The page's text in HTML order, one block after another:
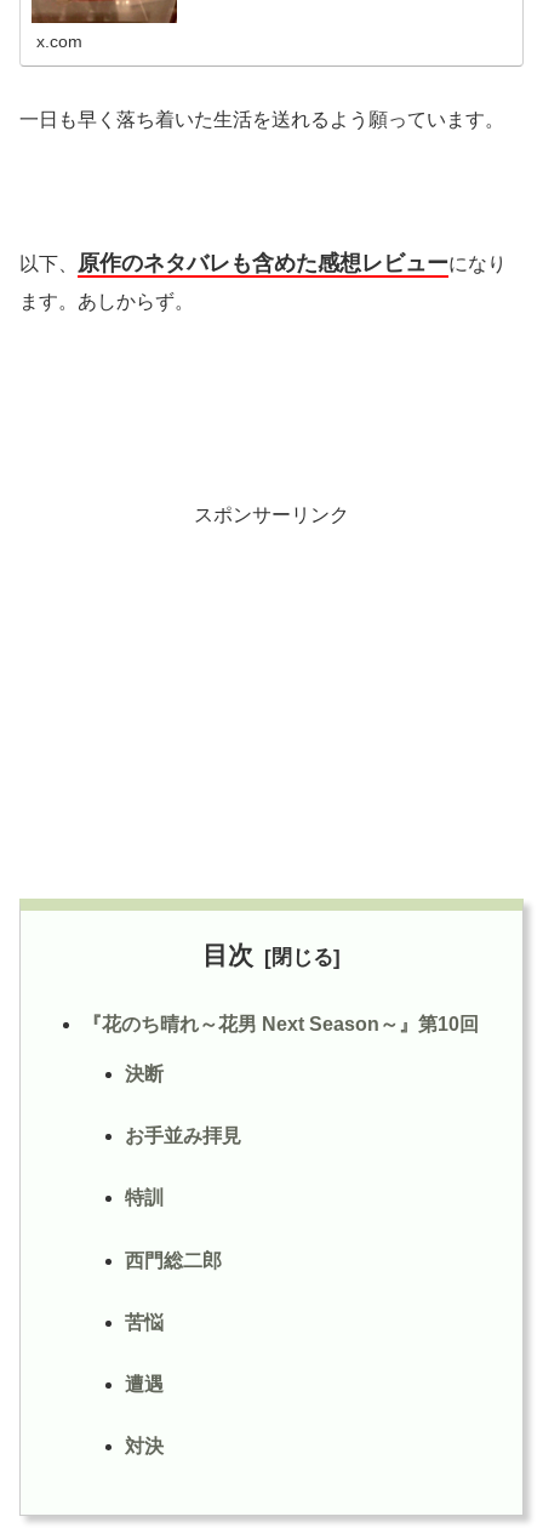
x.com
一日も早く落ち着いた生活を送れるよう願っています。
以下、 原作のネタバレも含めた感想レビューになり
ます。あしからず。
スポンサーリンク
目次
『花のち晴れ～花男 Next Season～』第10回
決断
お手並み拝見
特訓
西門総二郎
苦悩
遭遇
対決